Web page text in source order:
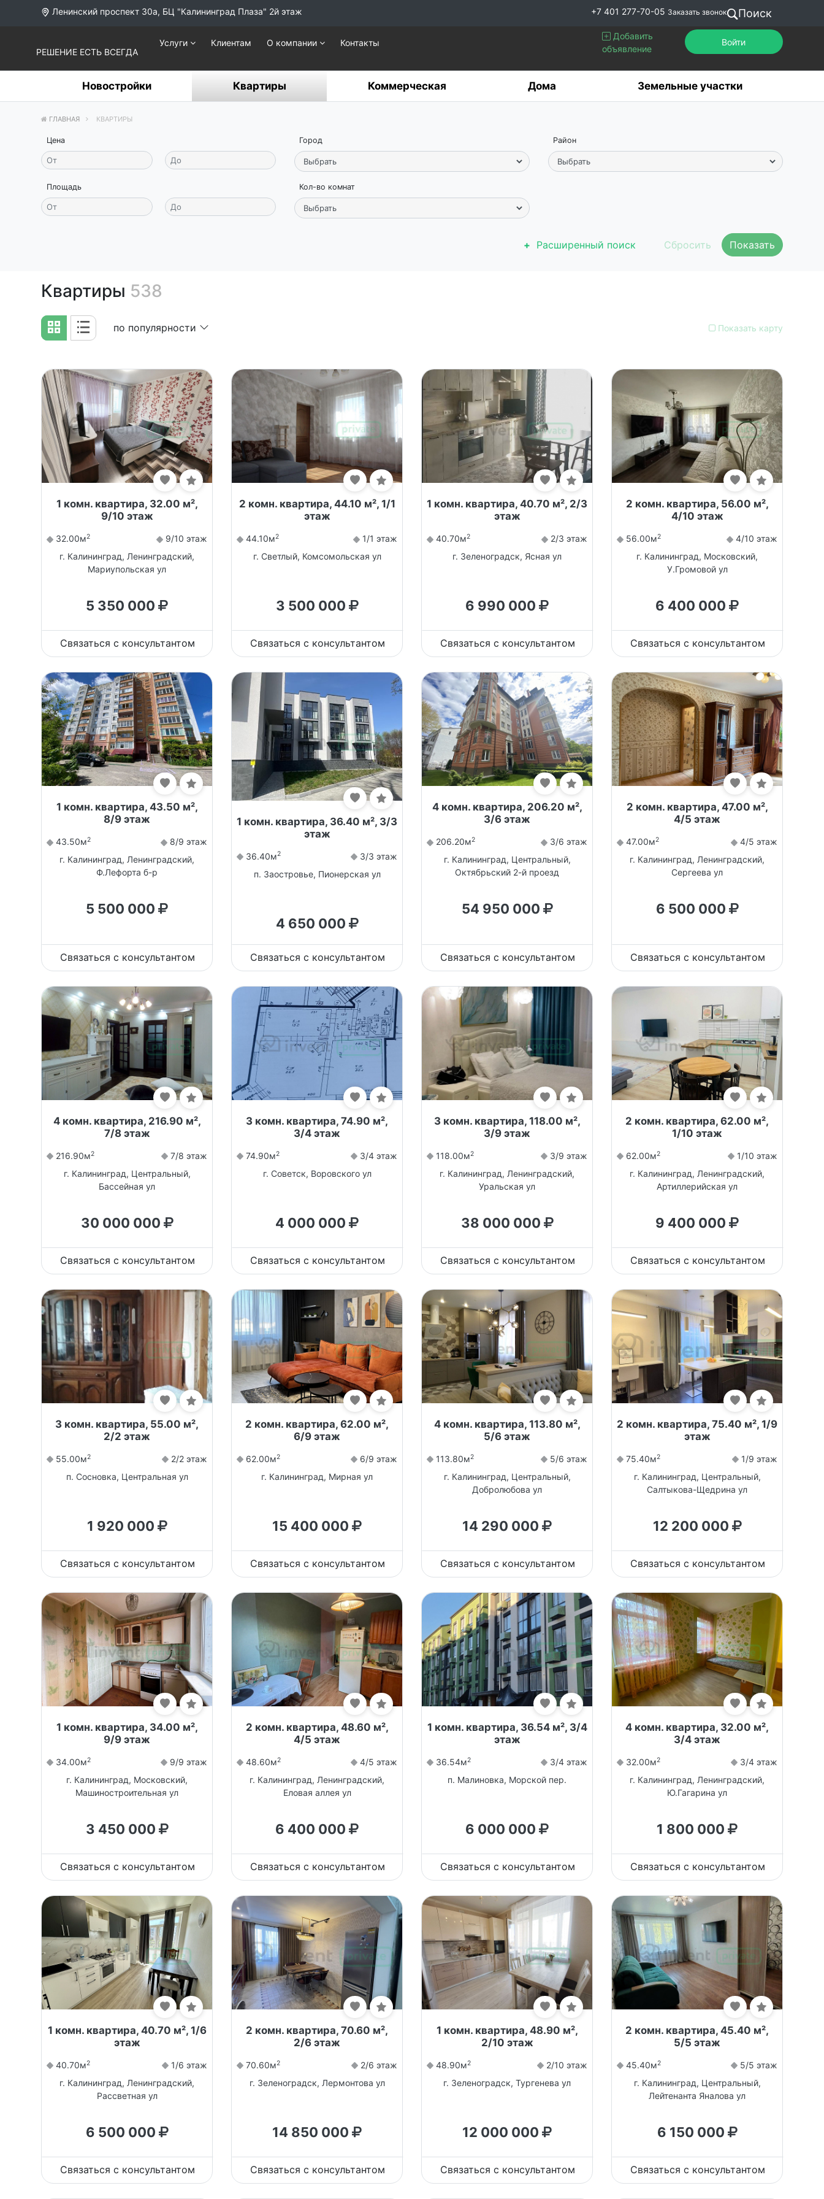
Ленинский проспект 30а, БЦ "Калининград Плаза" 2й этаж +7 401 277-70-05 Заказать звонок Поиск
РЕШЕНИЕ ЕСТЬ ВСЕГДА
Услуги Клиентам О компании Контакты
Добавить
объявление
Войти
Новостройки Квартиры Коммерческая Дома Земельные участки
ГЛАВНАЯ КВАРТИРЫ
Цена Город Район
Площадь Кол-во комнат
Расширенный поиск Показать
Квартиры 538
по популярности Показать карту
1 комн. квартира, 32.00 м²,
9/10 этаж
32.00м2
9/10 этаж
г. Калининград, Ленинградский,
Мариупольская ул
5 350 000
Связаться с консультантом
2 комн. квартира, 44.10 м², 1/1
этаж
44.10м2
1/1 этаж
г. Светлый, Комсомольская ул
3 500 000
Связаться с консультантом
1 комн. квартира, 40.70 м², 2/3
этаж
40.70м2
2/3 этаж
г. Зеленоградск, Ясная ул
6 990 000
Связаться с консультантом
2 комн. квартира, 56.00 м²,
4/10 этаж
56.00м2
4/10 этаж
г. Калининград, Московский,
У.Громовой ул
6 400 000
Связаться с консультантом
1 комн. квартира, 43.50 м²,
8/9 этаж
43.50м2
8/9 этаж
г. Калининград, Ленинградский,
Ф.Лефорта б-р
5 500 000
Связаться с консультантом
1 комн. квартира, 36.40 м², 3/3
этаж
36.40м2
3/3 этаж
п. Заостровье, Пионерская ул
4 650 000
Связаться с консультантом
4 комн. квартира, 206.20 м²,
3/6 этаж
206.20м2
3/6 этаж
г. Калининград, Центральный,
Октябрьский 2-й проезд
54 950 000
Связаться с консультантом
2 комн. квартира, 47.00 м²,
4/5 этаж
47.00м2
4/5 этаж
г. Калининград, Ленинградский,
Сергеева ул
6 500 000
Связаться с консультантом
4 комн. квартира, 216.90 м²,
7/8 этаж
216.90м2
7/8 этаж
г. Калининград, Центральный,
Бассейная ул
30 000 000
Связаться с консультантом
3 комн. квартира, 74.90 м²,
3/4 этаж
74.90м2
3/4 этаж
г. Советск, Воровского ул
4 000 000
Связаться с консультантом
3 комн. квартира, 118.00 м²,
3/9 этаж
118.00м2
3/9 этаж
г. Калининград, Ленинградский,
Уральская ул
38 000 000
Связаться с консультантом
2 комн. квартира, 62.00 м²,
1/10 этаж
62.00м2
1/10 этаж
г. Калининград, Ленинградский,
Артиллерийская ул
9 400 000
Связаться с консультантом
3 комн. квартира, 55.00 м²,
2/2 этаж
55.00м2
2/2 этаж
п. Сосновка, Центральная ул
1 920 000
Связаться с консультантом
2 комн. квартира, 62.00 м²,
6/9 этаж
62.00м2
6/9 этаж
г. Калининград, Мирная ул
15 400 000
Связаться с консультантом
4 комн. квартира, 113.80 м²,
5/6 этаж
113.80м2
5/6 этаж
г. Калининград, Центральный,
Добролюбова ул
14 290 000
Связаться с консультантом
2 комн. квартира, 75.40 м², 1/9
этаж
75.40м2
1/9 этаж
г. Калининград, Центральный,
Салтыкова-Щедрина ул
12 200 000
Связаться с консультантом
1 комн. квартира, 34.00 м²,
9/9 этаж
34.00м2
9/9 этаж
г. Калининград, Московский,
Машиностроительная ул
3 450 000
Связаться с консультантом
2 комн. квартира, 48.60 м²,
4/5 этаж
48.60м2
4/5 этаж
г. Калининград, Ленинградский,
Еловая аллея ул
6 400 000
Связаться с консультантом
1 комн. квартира, 36.54 м², 3/4
этаж
36.54м2
3/4 этаж
п. Малиновка, Морской пер.
6 000 000
Связаться с консультантом
4 комн. квартира, 32.00 м²,
3/4 этаж
32.00м2
3/4 этаж
г. Калининград, Ленинградский,
Ю.Гагарина ул
1 800 000
Связаться с консультантом
1 комн. квартира, 40.70 м², 1/6
этаж
40.70м2
1/6 этаж
г. Калининград, Ленинградский,
Рассветная ул
6 500 000
Связаться с консультантом
2 комн. квартира, 70.60 м²,
2/6 этаж
70.60м2
2/6 этаж
г. Зеленоградск, Лермонтова ул
14 850 000
Связаться с консультантом
1 комн. квартира, 48.90 м²,
2/10 этаж
48.90м2
2/10 этаж
г. Зеленоградск, Тургенева ул
12 000 000
Связаться с консультантом
2 комн. квартира, 45.40 м²,
5/5 этаж
45.40м2
5/5 этаж
г. Калининград, Центральный,
Лейтенанта Яналова ул
6 150 000
Связаться с консультантом